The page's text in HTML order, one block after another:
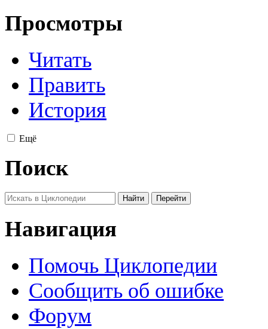
Просмотры
Читать
Править
История
Ещё
Поиск
Навигация
Помочь Циклопедии
Сообщить об ошибке
Форум